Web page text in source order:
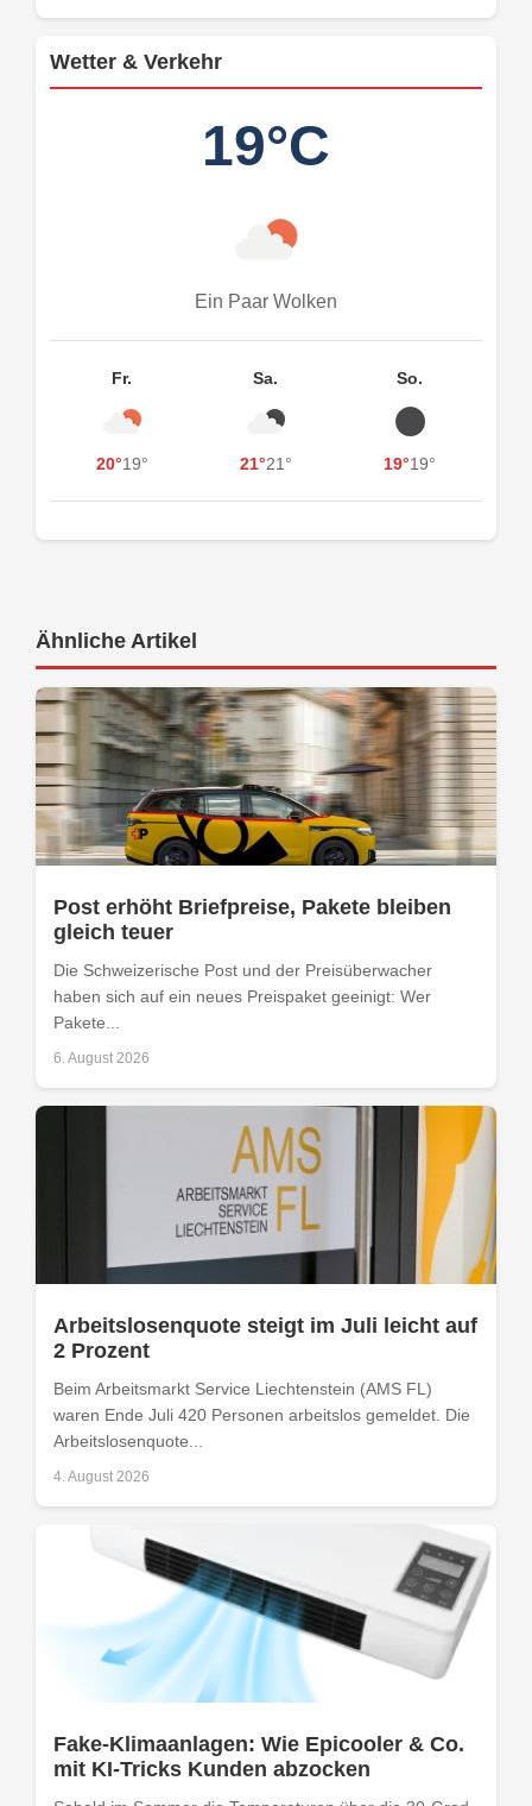
Wetter & Verkehr
19°C
Ein Paar Wolken
Fr.
20°19°
Sa.
21°21°
So.
19°19°
Ähnliche Artikel
Post erhöht Briefpreise, Pakete bleiben
gleich teuer
Die Schweizerische Post und der Preisüberwacher
haben sich auf ein neues Preispaket geeinigt: Wer
Pakete...
6. August 2026
Arbeitslosenquote steigt im Juli leicht auf
2 Prozent
Beim Arbeitsmarkt Service Liechtenstein (AMS FL)
waren Ende Juli 420 Personen arbeitslos gemeldet. Die
Arbeitslosenquote...
4. August 2026
Fake-Klimaanlagen: Wie Epicooler & Co.
mit KI-Tricks Kunden abzocken